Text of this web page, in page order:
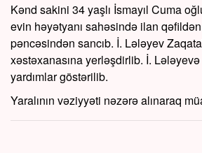
Kənd sakini 34 yaşlı İsmayıl Cuma
evin həyətyanı sahəsində ilan
pəncəsindən sancıb. İ. Lələyev
xəstəxanasına yerləşdirlib. İ.
yardımlar göstərilib.
Yaralının vəziyyəti nəzərə alınaraq